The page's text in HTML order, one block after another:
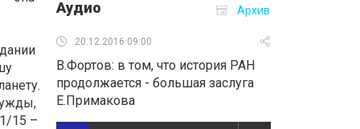
15 –
Аудио Архив
20.12.2016 09:00
В.Фортов: в том, что история РАН
продолжается - большая заслуга
Е.Примакова